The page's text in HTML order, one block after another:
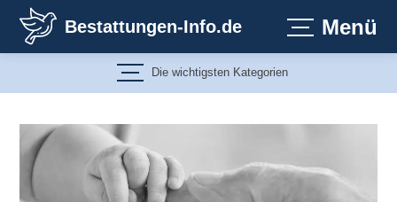
Inhalt
springen
Bestattungen-Info.de Menü
Die wichtigsten Kategorien